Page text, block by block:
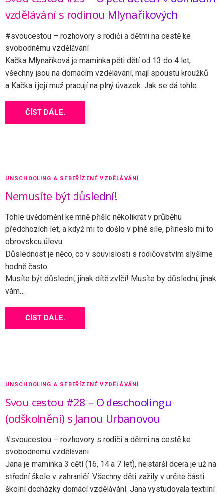
vzdělávání s rodinou Mlynaříkových
#svoucestou – rozhovory s rodiči a dětmi na cestě ke
svobodnému vzdělávání
Kačka Mlynaříková je maminka pěti dětí od 13 do 4 let,
všechny jsou na domácím vzdělávání, mají spoustu kroužků
a Kačka i její muž pracují na plný úvazek. Jak se dá tohle…
ČÍST DÁLE.
UNSCHOOLING A SEBEŘÍZENÉ VZDĚLÁVÁNÍ
Nemusíte být důslední!
Tohle uvědomění ke mně přišlo několikrát v průběhu
předchozích let, a když mi to došlo v plné síle, přineslo mi to
obrovskou úlevu.
Důslednost je něco, co v souvislosti s rodičovstvím slyšíme
hodně často.
Musíte být důslední, jinak dítě zvlčí! Musíte by důslední, jinak
vám…
ČÍST DÁLE.
UNSCHOOLING A SEBEŘÍZENÉ VZDĚLÁVÁNÍ
Svou cestou #28 – O deschoolingu
(odškolnění) s Janou Urbanovou
#svoucestou – rozhovory s rodiči a dětmi na cestě ke
svobodnému vzdělávání
Jana je maminka 3 dětí (16, 14 a 7 let), nejstarší dcera je už na
střední škole v zahraničí. Všechny děti zažily v určité části
školní docházky domácí vzdělávání. Jana vystudovala textilní